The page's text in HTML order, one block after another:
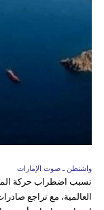
واشنطن ـ صوت الإمارات
تسبب اضطراب حركة